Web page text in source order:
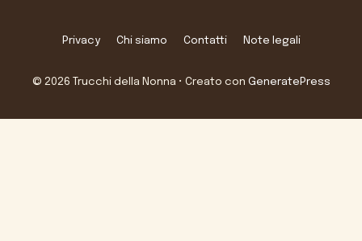
Privacy Chi siamo Contatti Note legali
© 2026 Trucchi della Nonna • Creato con GeneratePress